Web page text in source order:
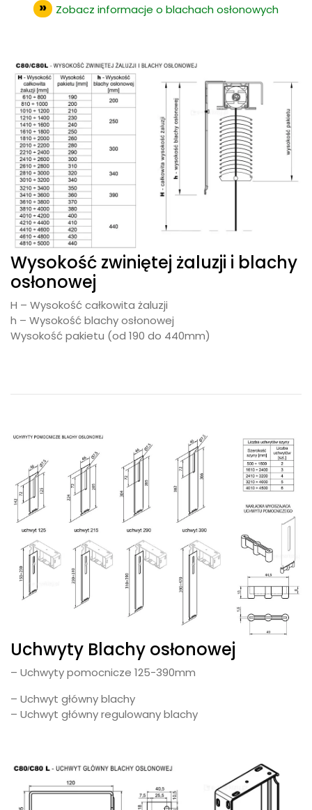
Zobacz informacje o blachach osłonowych
Wysokość zwiniętej żaluzji i blachy
osłonowej
H – Wysokość całkowita żaluzji
h – Wysokość blachy osłonowej
Wysokość pakietu (od 190 do 440mm)
Uchwyty Blachy osłonowej
– Uchwyty pomocnicze 125-390mm
– Uchwyt główny blachy
– Uchwyt główny regulowany blachy